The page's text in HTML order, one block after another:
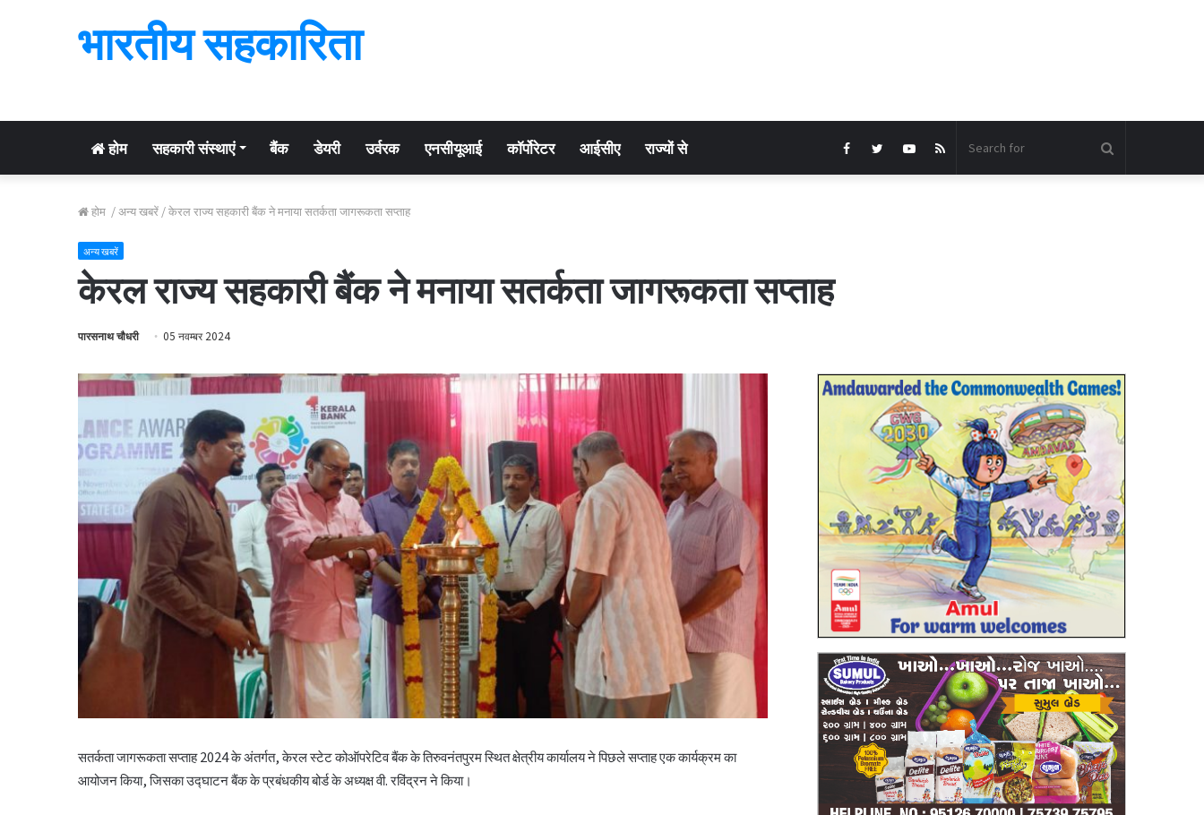
भारतीय सहकारिता
होम सहकारी संस्थाएं बैंक डेयरी उर्वरक एनसीयूआई कॉर्पोरेटर आईसीए राज्यों से RSS
YouTube
Twitter
Facebook
होम /अन्य खबरें /केरल राज्य सहकारी बैंक ने मनाया सतर्कता जागरूकता सप्ताह
अन्य खबरें
केरल राज्य सहकारी बैंक ने मनाया सतर्कता जागरूकता सप्ताह
पारसनाथ चौधरी 05 नवम्बर 2024
सतर्कता जागरूकता सप्ताह 2024 के अंतर्गत, केरल स्टेट कोऑपरेटिव बैंक के तिरुवनंतपुरम स्थित क्षेत्रीय कार्यालय ने पिछले सप्ताह एक कार्यक्रम का
आयोजन किया, जिसका उद्घाटन बैंक के प्रबंधकीय बोर्ड के अध्यक्ष वी. रविंद्रन ने किया।
बिहार के मुख्यमंत्री ने की सहकारी बैंकिंग कार्यों की